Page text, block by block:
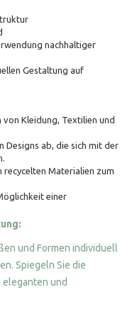
nachhaltiger
Gestaltung auf
Kleidung, Textilien und
Designs ab, die sich mit der
Materialien zum
einer
und Formen individuell
Spiegeln Sie die
und